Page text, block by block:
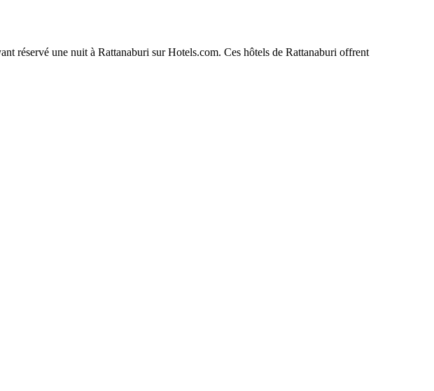
réservé une nuit à Rattanaburi sur Hotels.com. Ces hôtels de Rattanaburi offrent